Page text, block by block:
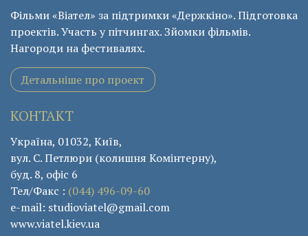
Фільми «Віател» за підтримки «Держкіно». Підготовка
проектів. Участь у пітчингах. Зйомки фільмів.
Нагороди на фестивалях.
Детальніше про проект
КОНТАКТ
Україна, 01032, Київ,
вул. С. Петлюри (колишня Комінтерну),
буд. 8, офіс 6
Тел/Факс : (044) 496-09-60
e-mail: studioviatel@gmail.com
www.viatel.kiev.ua